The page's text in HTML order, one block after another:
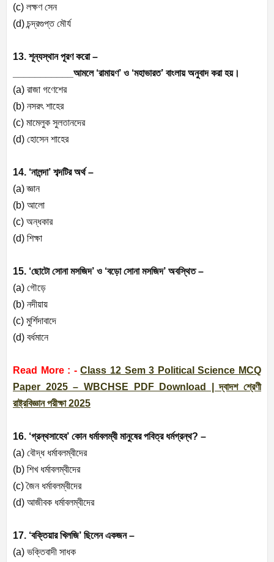
(c) লক্ষণ সেন
(d) চন্দ্রগুপ্ত মৌর্য
13. শূন্যস্থান পূরণ করো –
___________আমলে ‘রামায়ণ’ ও ‘মহাভারত’ বাংলায় অনুবাদ করা হয়।
(a) রাজা গণেশের
(b) নসরৎ শাহের
(c) মামেলুক সুলতানদের
(d) হোসেন শাহের
14. ‘নালন্দা’ শব্দটির অর্থ –
(a) জ্ঞান
(b) আলো
(c) অন্ধকার
(d) শিক্ষা
15. ‘ছোটো সোনা মসজিদ’ ও ‘বড়ো সোনা মসজিদ’ অবস্থিত –
(a) গৌড়ে
(b) নদীয়ায়
(c) মুর্শিদাবাদে
(d) বর্ধমানে
Read More : - Class 12 Sem 3 Political Science MCQ
Paper 2025 – WBCHSE PDF Download | দ্বাদশ শ্রেণী
রাষ্ট্রবিজ্ঞান পরীক্ষা 2025
16. ‘গ্রন্থসাহেব’ কোন ধর্মাবলম্বী মানুষের পবিত্র ধর্মগ্রন্থ? –
(a) বৌদ্ধ ধর্মাবলম্বীদের
(b) শিখ ধর্মাবলম্বীদের
(c) জৈন ধর্মাবলম্বীদের
(d) আজীবক ধর্মাবলম্বীদের
17. ‘বক্তিয়ার খিলজি’ ছিলেন একজন –
(a) ভক্তিবাদী সাধক